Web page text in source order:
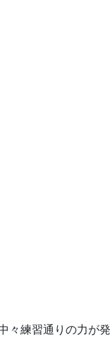
々練習通りの力が